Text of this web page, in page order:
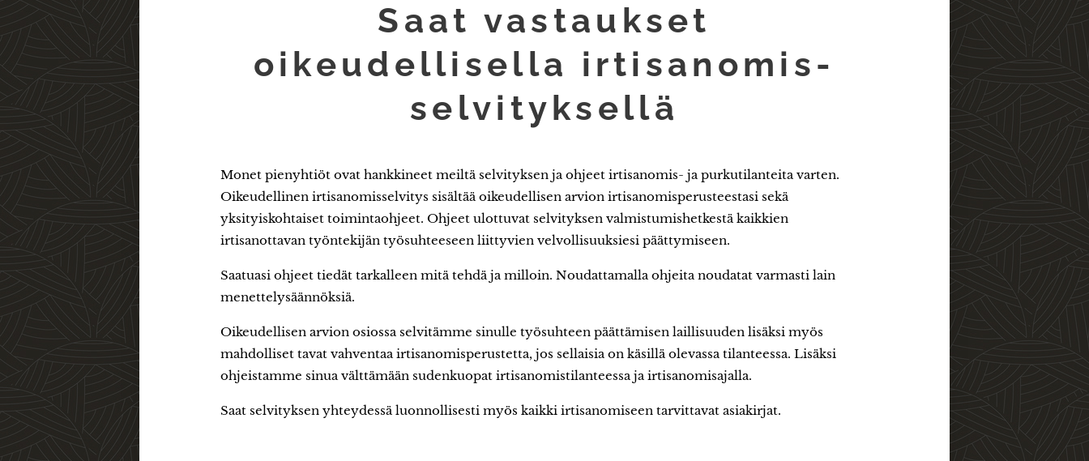
Saat vastaukset
oikeudellisella irtisanomis-
selvityksellä
Monet pienyhtiöt ovat hankkineet meiltä selvityksen ja ohjeet irtisanomis- ja purkutilanteita varten.
Oikeudellinen irtisanomisselvitys sisältää oikeudellisen arvion irtisanomisperusteestasi sekä
yksityiskohtaiset toimintaohjeet. Ohjeet ulottuvat selvityksen valmistumishetkestä kaikkien
irtisanottavan työntekijän työsuhteeseen liittyvien velvollisuuksiesi päättymiseen.
Saatuasi ohjeet tiedät tarkalleen mitä tehdä ja milloin. Noudattamalla ohjeita noudatat varmasti lain
menettelysäännöksiä.
Oikeudellisen arvion osiossa selvitämme sinulle työsuhteen päättämisen laillisuuden lisäksi myös
mahdolliset tavat vahventaa irtisanomisperustetta, jos sellaisia on käsillä olevassa tilanteessa. Lisäksi
ohjeistamme sinua välttämään sudenkuopat irtisanomistilanteessa ja irtisanomisajalla.
Saat selvityksen yhteydessä luonnollisesti myös kaikki irtisanomiseen tarvittavat asiakirjat.